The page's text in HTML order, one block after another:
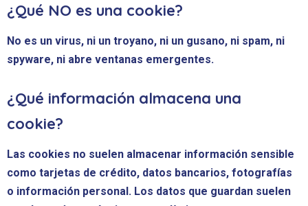
¿Qué NO es una cookie?
No es un virus, ni un troyano, ni un gusano, ni spam, ni
spyware, ni abre ventanas emergentes.
¿Qué información almacena una
cookie?
Las cookies no suelen almacenar información sensible
como tarjetas de crédito, datos bancarios, fotografías
o información personal. Los datos que guardan suelen